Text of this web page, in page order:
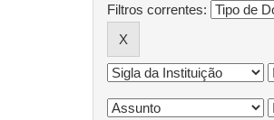
Filtros correntes: